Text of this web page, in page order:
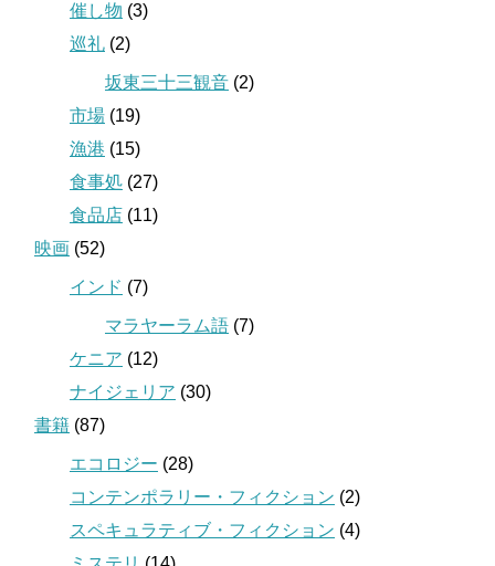
催し物 (3)
巡礼 (2)
坂東三十三観音 (2)
市場 (19)
漁港 (15)
食事処 (27)
食品店 (11)
映画 (52)
インド (7)
マラヤーラム語 (7)
ケニア (12)
ナイジェリア (30)
書籍 (87)
エコロジー (28)
コンテンポラリー・フィクション (2)
スペキュラティブ・フィクション (4)